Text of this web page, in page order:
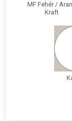
MF Fehér /
Kraft